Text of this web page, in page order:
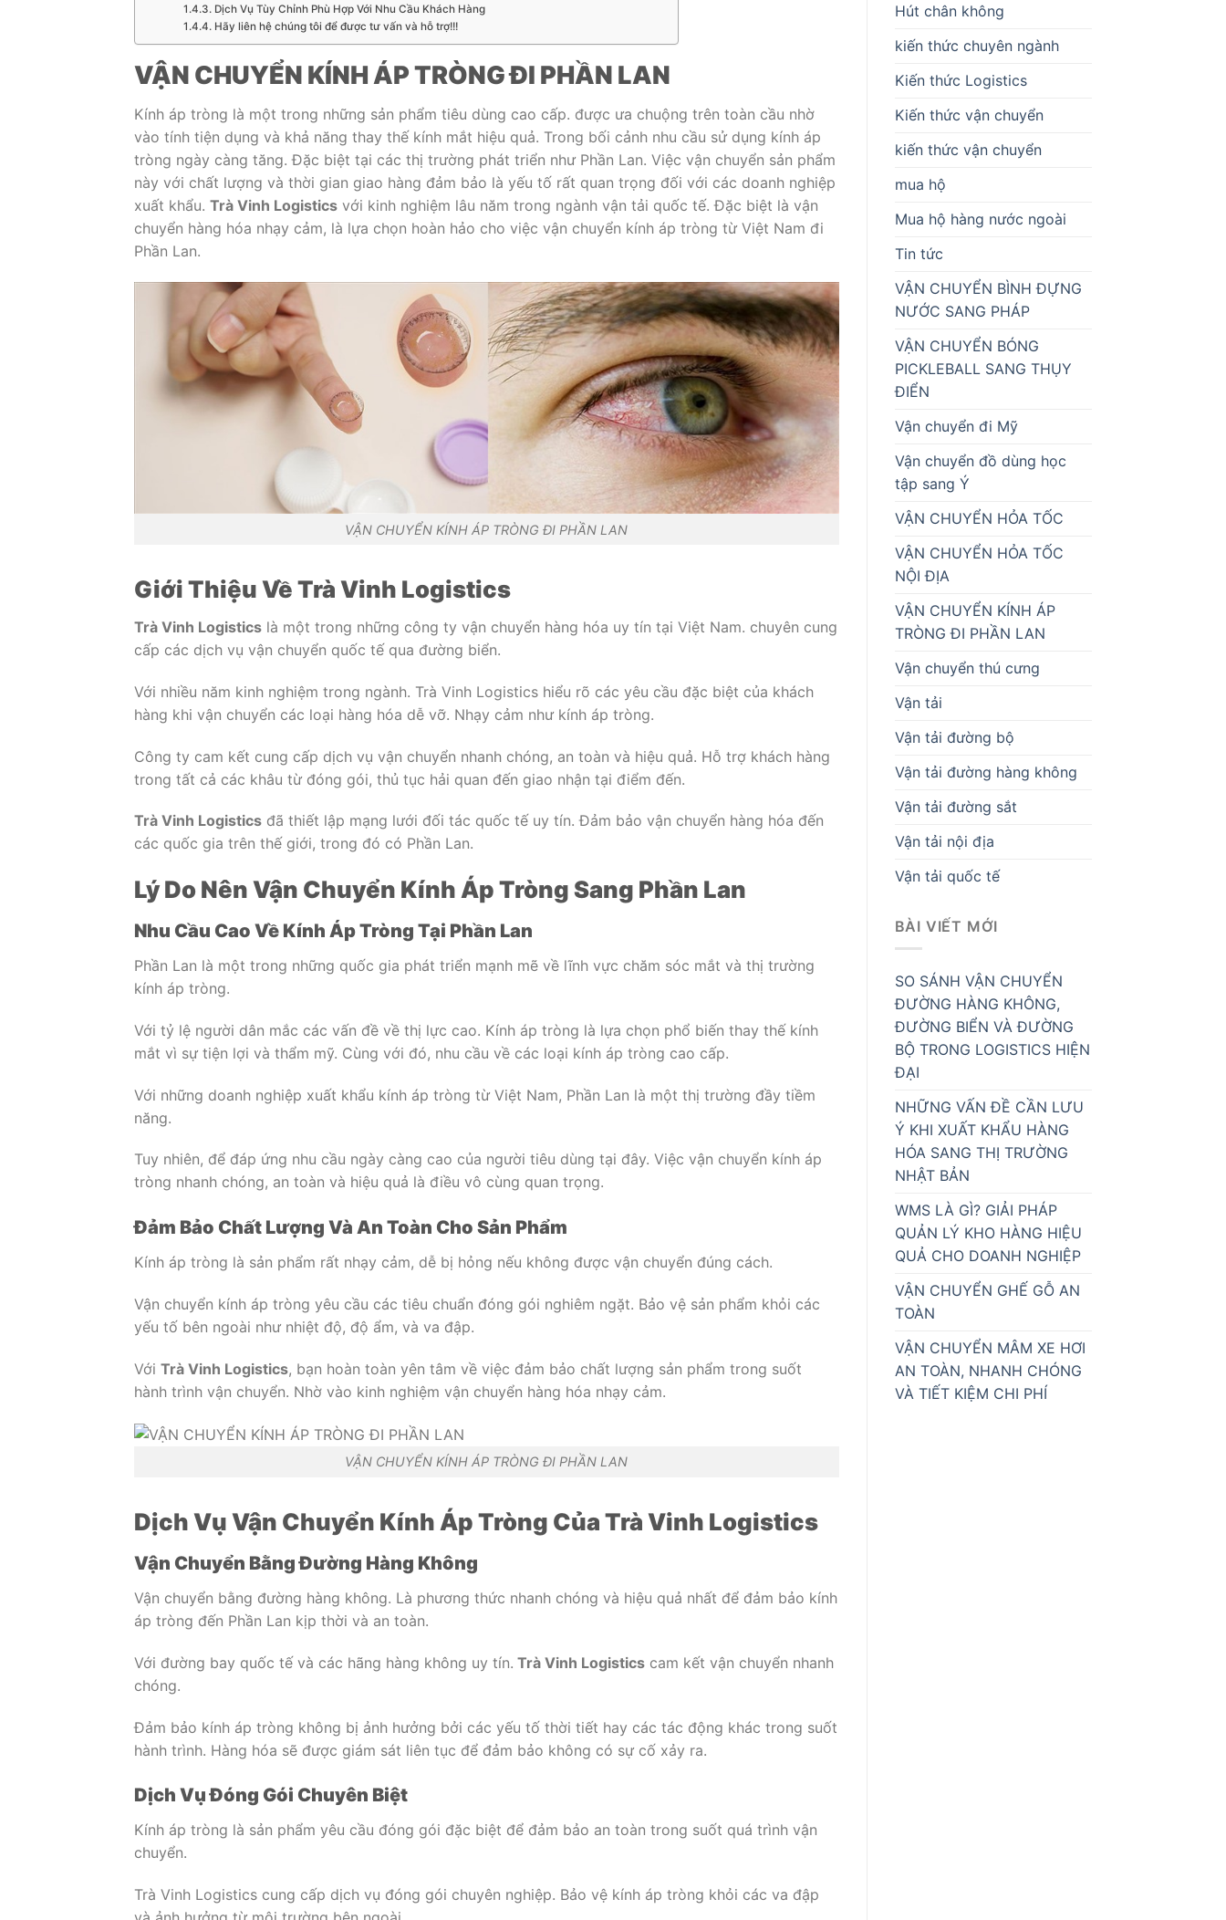
Dịch Vụ Tùy Chỉnh Phù Hợp Với Nhu Cầu Khách Hàng
Hãy liên hệ chúng tôi để được tư vấn và hỗ trợ!!!
VẬN CHUYỂN KÍNH ÁP TRÒNG ĐI PHẦN LAN
Kính áp tròng là một trong những sản phẩm tiêu dùng cao cấp. được ưa chuộng trên toàn cầu nhờ
vào tính tiện dụng và khả năng thay thế kính mắt hiệu quả. Trong bối cảnh nhu cầu sử dụng kính áp
tròng ngày càng tăng. Đặc biệt tại các thị trường phát triển như Phần Lan. Việc vận chuyển sản phẩm
này với chất lượng và thời gian giao hàng đảm bảo là yếu tố rất quan trọng đối với các doanh nghiệp
xuất khẩu. Trà Vinh Logistics với kinh nghiệm lâu năm trong ngành vận tải quốc tế. Đặc biệt là vận
chuyển hàng hóa nhạy cảm, là lựa chọn hoàn hảo cho việc vận chuyển kính áp tròng từ Việt Nam đi
Phần Lan.
VẬN CHUYỂN KÍNH ÁP TRÒNG ĐI PHẦN LAN
Giới Thiệu Về Trà Vinh Logistics
Trà Vinh Logistics là một trong những công ty vận chuyển hàng hóa uy tín tại Việt Nam. chuyên cung
cấp các dịch vụ vận chuyển quốc tế qua đường biển.
Với nhiều năm kinh nghiệm trong ngành. Trà Vinh Logistics hiểu rõ các yêu cầu đặc biệt của khách
hàng khi vận chuyển các loại hàng hóa dễ vỡ. Nhạy cảm như kính áp tròng.
Công ty cam kết cung cấp dịch vụ vận chuyển nhanh chóng, an toàn và hiệu quả. Hỗ trợ khách hàng
trong tất cả các khâu từ đóng gói, thủ tục hải quan đến giao nhận tại điểm đến.
Trà Vinh Logistics đã thiết lập mạng lưới đối tác quốc tế uy tín. Đảm bảo vận chuyển hàng hóa đến
các quốc gia trên thế giới, trong đó có Phần Lan.
Lý Do Nên Vận Chuyển Kính Áp Tròng Sang Phần Lan
Nhu Cầu Cao Về Kính Áp Tròng Tại Phần Lan
Phần Lan là một trong những quốc gia phát triển mạnh mẽ về lĩnh vực chăm sóc mắt và thị trường
kính áp tròng.
Với tỷ lệ người dân mắc các vấn đề về thị lực cao. Kính áp tròng là lựa chọn phổ biến thay thế kính
mắt vì sự tiện lợi và thẩm mỹ. Cùng với đó, nhu cầu về các loại kính áp tròng cao cấp.
Với những doanh nghiệp xuất khẩu kính áp tròng từ Việt Nam, Phần Lan là một thị trường đầy tiềm
năng.
Tuy nhiên, để đáp ứng nhu cầu ngày càng cao của người tiêu dùng tại đây. Việc vận chuyển kính áp
tròng nhanh chóng, an toàn và hiệu quả là điều vô cùng quan trọng.
Đảm Bảo Chất Lượng Và An Toàn Cho Sản Phẩm
Kính áp tròng là sản phẩm rất nhạy cảm, dễ bị hỏng nếu không được vận chuyển đúng cách.
Vận chuyển kính áp tròng yêu cầu các tiêu chuẩn đóng gói nghiêm ngặt. Bảo vệ sản phẩm khỏi các
yếu tố bên ngoài như nhiệt độ, độ ẩm, và va đập.
Với Trà Vinh Logistics, bạn hoàn toàn yên tâm về việc đảm bảo chất lượng sản phẩm trong suốt
hành trình vận chuyển. Nhờ vào kinh nghiệm vận chuyển hàng hóa nhạy cảm.
VẬN CHUYỂN KÍNH ÁP TRÒNG ĐI PHẦN LAN
Dịch Vụ Vận Chuyển Kính Áp Tròng Của Trà Vinh Logistics
Vận Chuyển Bằng Đường Hàng Không
Vận chuyển bằng đường hàng không. Là phương thức nhanh chóng và hiệu quả nhất để đảm bảo kính
áp tròng đến Phần Lan kịp thời và an toàn.
Với đường bay quốc tế và các hãng hàng không uy tín. Trà Vinh Logistics cam kết vận chuyển nhanh
chóng.
Đảm bảo kính áp tròng không bị ảnh hưởng bởi các yếu tố thời tiết hay các tác động khác trong suốt
hành trình. Hàng hóa sẽ được giám sát liên tục để đảm bảo không có sự cố xảy ra.
Dịch Vụ Đóng Gói Chuyên Biệt
Kính áp tròng là sản phẩm yêu cầu đóng gói đặc biệt để đảm bảo an toàn trong suốt quá trình vận
chuyển.
Trà Vinh Logistics cung cấp dịch vụ đóng gói chuyên nghiệp. Bảo vệ kính áp tròng khỏi các va đập
Hút chân không
kiến thức chuyên ngành
Kiến thức Logistics
Kiến thức vận chuyển
kiến thức vận chuyển
mua hộ
Mua hộ hàng nước ngoài
Tin tức
VẬN CHUYỂN BÌNH ĐỰNG
NƯỚC SANG PHÁP
VẬN CHUYỂN BÓNG
PICKLEBALL SANG THỤY
ĐIỂN
Vận chuyển đi Mỹ
Vận chuyển đồ dùng học
tập sang Ý
VẬN CHUYỂN HỎA TỐC
VẬN CHUYỂN HỎA TỐC
NỘI ĐỊA
VẬN CHUYỂN KÍNH ÁP
TRÒNG ĐI PHẦN LAN
Vận chuyển thú cưng
Vận tải
Vận tải đường bộ
Vận tải đường hàng không
Vận tải đường sắt
Vận tải nội địa
Vận tải quốc tế
BÀI VIẾT MỚI
SO SÁNH VẬN CHUYỂN
ĐƯỜNG HÀNG KHÔNG,
ĐƯỜNG BIỂN VÀ ĐƯỜNG
BỘ TRONG LOGISTICS HIỆN
ĐẠI
NHỮNG VẤN ĐỀ CẦN LƯU
Ý KHI XUẤT KHẨU HÀNG
HÓA SANG THỊ TRƯỜNG
NHẬT BẢN
WMS LÀ GÌ? GIẢI PHÁP
QUẢN LÝ KHO HÀNG HIỆU
QUẢ CHO DOANH NGHIỆP
VẬN CHUYỂN GHẾ GỖ AN
TOÀN
VẬN CHUYỂN MÂM XE HƠI
AN TOÀN, NHANH CHÓNG
VÀ TIẾT KIỆM CHI PHÍ